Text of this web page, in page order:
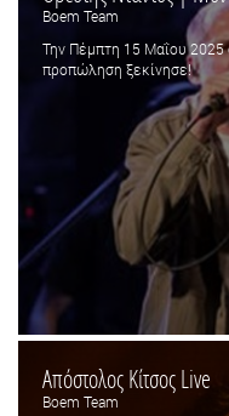
Boem Team
Την Πέμπτη 15 Μαΐου 2025
προπώληση ξεκίνησε!
Απόστολος Κίτσος Live
Boem Team